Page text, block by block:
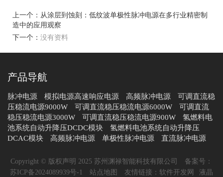
上一个： 从涂层到蚀刻：低纹波单极性脉冲电源在多行业精密制
造中的应用观察
下一个： 没有资料
产品导航
脉冲电源 模拟电源高速响应电源 高频脉冲电源
可调直流稳
压稳流电源9000W
可调直流稳压稳流电源6000W
可调直流
稳压稳流电源3000W
可调直流稳压稳流电源900W
氢燃料电
池系统自动升降压DCDC模块
氢燃料电池系统自动升降压
DCAC模块
高频脉冲电源 单极性脉冲电源 直流脉冲电源
Copyright © 版权声明 2025 苏州渊禄智能科技有限公司
备案号：
苏ICP备2024089939号-1
站点地图 友情链接： 软件开发网 液晶